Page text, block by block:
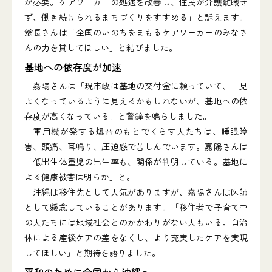
ず、働き続けられるまちづくりをすすめる」と訴えます。
翁長さんは「全国のいのちをまもるケアワーカーのみなさ
んの力を貸してほしい」と結びました。
基地への依存度が加速
嘉陽さんは「現市政は基地の交付金に頼っていて、一見
よくなっているように見えるかもしれないが、基地への依
存度が高くなっている」と警鐘を鳴らしました。
軍用機が発する爆音のもとでくらす人たちは、睡眠障
害、頭痛、耳鳴り、圧迫感で苦しんでいます。嘉陽さんは
「低出生体重児の出生率も、関係が判明している。基地に
よる健康被害は明らか」と。
沖縄は移住先として人気がありますが、嘉陽さんは医師
として懸念していることがあります。「移住者で子育て中
の人たちには地域社会とのかかわりがない人もいる。自治
体による産後ケアの差をなくし、より充実したケアを実現
してほしい」と期待を語りました。